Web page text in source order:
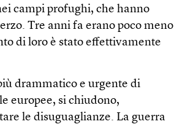
campi profughi, che hanno
Tre anni fa erano poco meno
di loro è stato effettivamente
drammatico e urgente di
europee, si chiudono,
le disuguaglianze. La guerra